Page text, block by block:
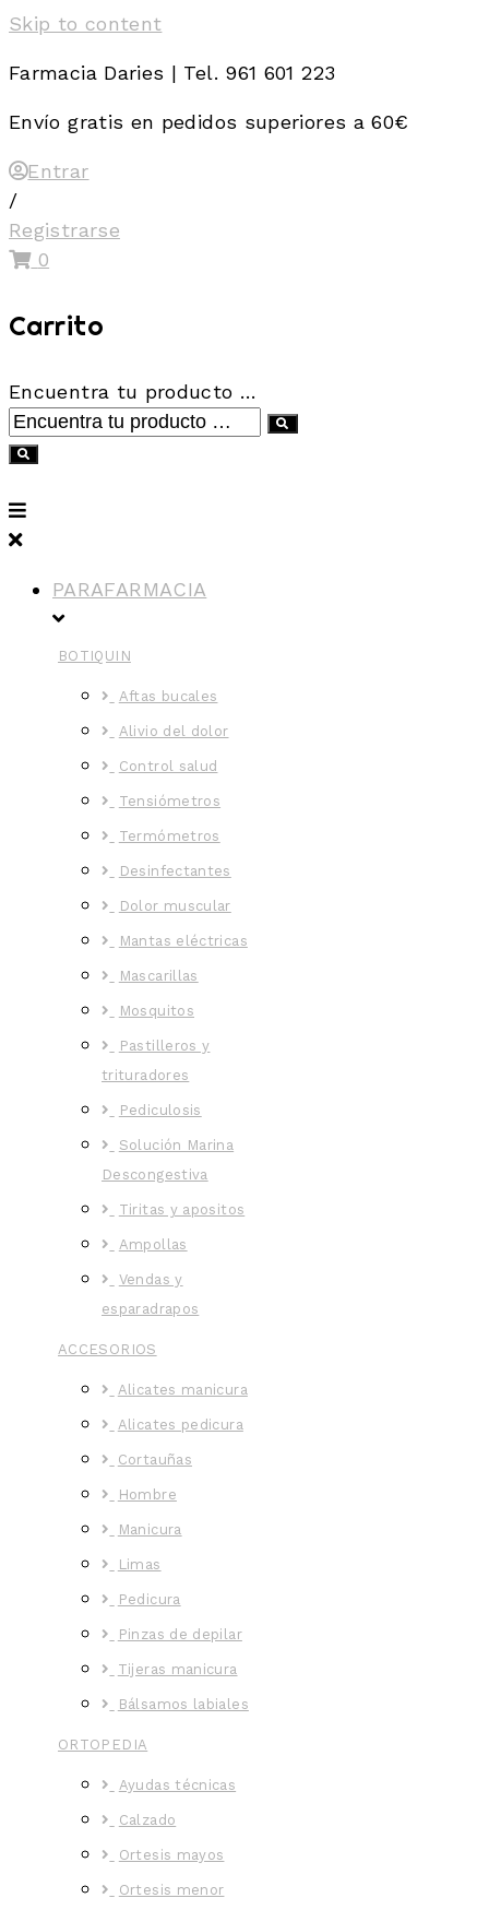
Skip to content
Farmacia Daries | Tel. 961 601 223
Envío gratis en pedidos superiores a 60€
Entrar
/
Registrarse
0
Carrito
Encuentra tu producto …
PARAFARMACIA
BOTIQUIN
Aftas bucales
Alivio del dolor
Control salud
Tensiómetros
Termómetros
Desinfectantes
Dolor muscular
Mantas eléctricas
Mascarillas
Mosquitos
Pastilleros y
trituradores
Pediculosis
Solución Marina
Descongestiva
Tiritas y apositos
Ampollas
Vendas y
esparadrapos
ACCESORIOS
Alicates manicura
Alicates pedicura
Cortauñas
Hombre
Manicura
Limas
Pedicura
Pinzas de depilar
Tijeras manicura
Bálsamos labiales
ORTOPEDIA
Ayudas técnicas
Calzado
Ortesis mayos
Ortesis menor